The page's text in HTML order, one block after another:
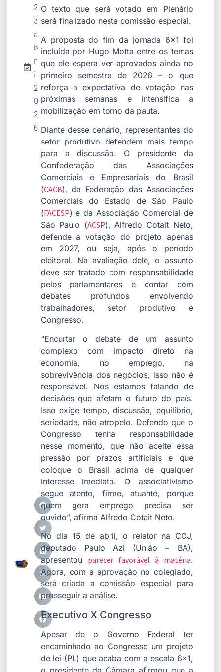
2
3
a
b
r
il
2
0
2
6
O texto que será votado em Plenário
será finalizado nesta comissão especial.
A proposta do fim da jornada 6×1 foi
incluída por Hugo Motta entre os temas
que ele espera ver aprovados ainda no
primeiro semestre de 2026 – o que
reforça a expectativa de votação nas
próximas semanas e intensifica a
mobilização em torno da pauta.
Diante desse cenário, representantes do
setor produtivo defendem mais tempo
para a discussão. O presidente da
Confederação das Associações
Comerciais e Empresariais do Brasil
(CACB), da Federação das Associações
Comerciais do Estado de São Paulo
(FACESP) e da Associação Comercial de
São Paulo (ACSP), Alfredo Cotait Neto,
defende a votação do projeto apenas
em 2027, ou seja, após o período
eleitoral. Na avaliação dele, o assunto
deve ser tratado com responsabilidade
pelos parlamentares e contar com
debates profundos envolvendo
trabalhadores, setor produtivo e
Congresso.
“Encurtar o debate de um assunto
complexo com impacto direto na
economia, no emprego, na
sobrevivência dos negócios, isso não é
responsável. Nós estamos falando de
decisões que afetam o futuro do país.
Isso exige tempo, discussão, equilíbrio,
seriedade, não atropelo. Defendo que o
Congresso tenha responsabilidade
nesse momento, que não aceite essa
pressão por prazos artificiais e que
coloque o Brasil acima de qualquer
interesse imediato. O associativismo
segue atento, firme, atuante, porque
quem gera emprego precisa ser
ouvido”, afirma Alfredo Cotait Neto.
No dia 15 de abril, o relator na CCJ,
deputado Paulo Azi (União – BA),
apresentou parecer favorável à matéria.
Agora, com a aprovação no colegiado,
será criada a comissão especial para
prosseguir a análise.
Executivo X Congresso
Apesar de o Governo Federal ter
encaminhado ao Congresso um projeto
de lei (PL) que acaba com a escala 6×1,
o presidente da Câmara afirmou que a